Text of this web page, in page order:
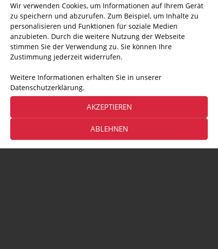
Wir verwenden Cookies, um Informationen auf Ihrem Gerät
zu speichern und abzurufen. Zum Beispiel, um Inhalte zu
personalisieren und Funktionen für soziale Medien
anzubieten. Durch die weitere Nutzung der Webseite
stimmen Sie der Verwendung zu. Sie können Ihre
Zustimmung jederzeit widerrufen.
Weitere Informationen erhalten Sie in unserer
Datenschutzerklärung.
AKZEPTIEREN
ABLEHNEN
Impressum I Datenschutz LOGIN